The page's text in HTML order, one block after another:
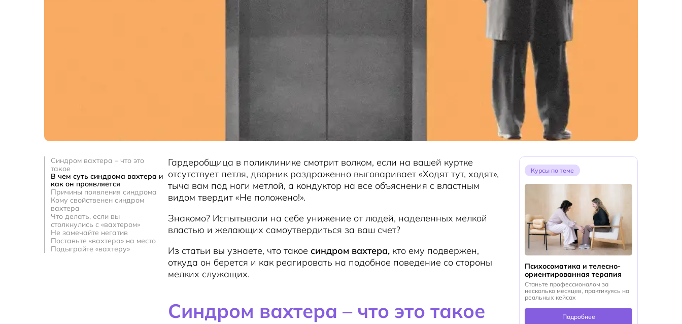
Синдром вахтера – что это
такое
В чем суть синдрома вахтера и
как он проявляется
Причины появления синдрома
Кому свойственен синдром
вахтера
Что делать, если вы
столкнулись с «вахтером»
Не замечайте негатив
Поставьте «вахтера» на место
Подыграйте «вахтеру»
Гардеробщица в поликлинике смотрит волком, если на вашей куртке
отсутствует петля, дворник раздраженно выговаривает «Ходят тут, ходят»,
тыча вам под ноги метлой, а кондуктор на все объяснения с властным
видом твердит «Не положено!».
Знакомо? Испытывали на себе унижение от людей, наделенных мелкой
властью и желающих самоутвердиться за ваш счет?
Из статьи вы узнаете, что такое синдром вахтера, кто ему подвержен,
откуда он берется и как реагировать на подобное поведение со стороны
мелких служащих.
Синдром вахтера – что это такое
Курсы по теме
Психосоматика и телесно-
ориентированная терапия
Станьте профессионалом за
несколько месяцев, практикуясь на
реальных кейсах
Подробнее